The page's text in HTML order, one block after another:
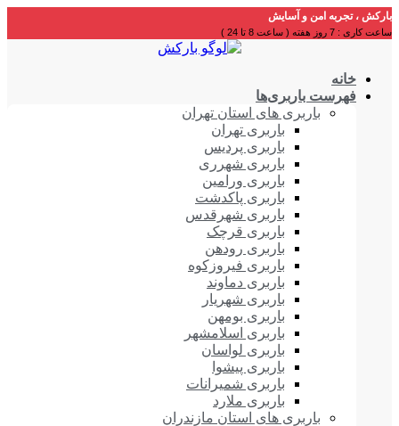
بارکش ، تجربه امن و آسایش
ساعت کاری : 7 روز هفته ( ساعت 8 تا 24 )
خانه
فهرست باربری‌ها
باربری های استان تهران
باربری تهران
باربری پردیس
باربری شهرری
باربری ورامین
باربری پاکدشت
باربری شهرقدس
باربری قرچک
باربری رودهن
باربری فیروزکوه
باربری دماوند
باربری شهریار
باربری بومهن
باربری اسلامشهر
باربری لواسان
باربری پیشوا
باربری شمیرانات
باربری ملارد
باربری های استان مازندران